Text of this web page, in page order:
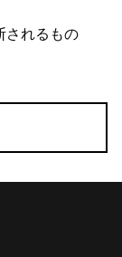
されるもの